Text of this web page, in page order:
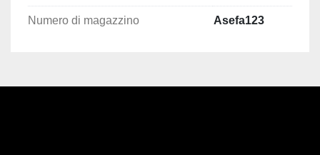
Numero di magazzino Asefa123